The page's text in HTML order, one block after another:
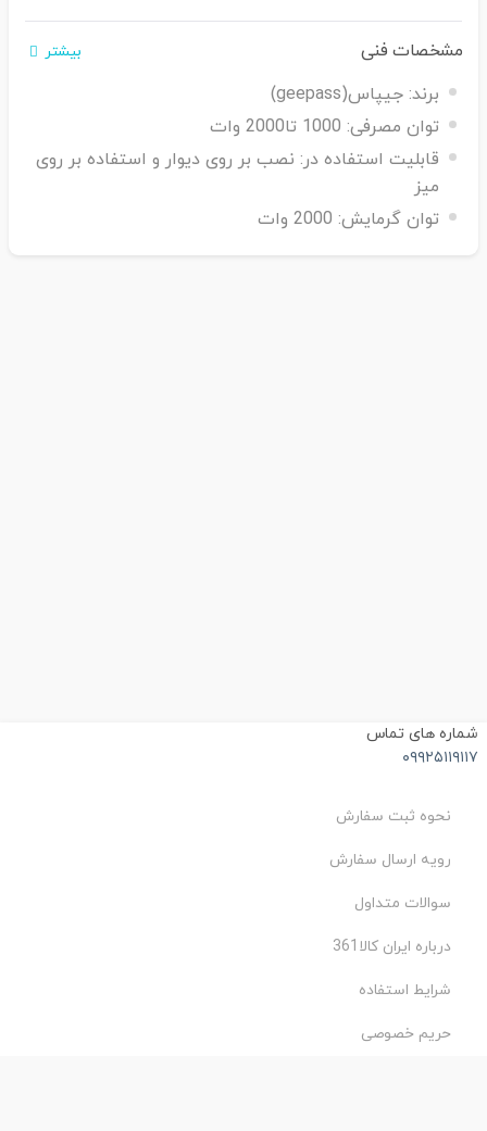
مشخصات فنی بیشتر
برند: جیپاس(geepass)
توان مصرفی: 1000 تا2000 وات
قابلیت استفاده در: نصب بر روی دیوار و استفاده بر روی
میز
توان گرمایش: 2000 وات
های تماس
نحوه ثبت سفارش
رویه ارسال سفارش
سوالات متداول
درباره ایران کالا361
شرایط استفاده
حریم خصوصی